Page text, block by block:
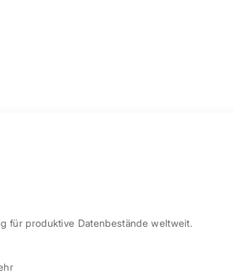
für produktive Datenbestände weltweit.